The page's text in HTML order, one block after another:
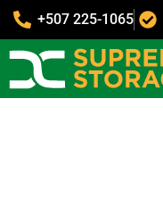
+507 225-1065